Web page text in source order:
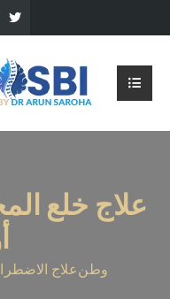
علاج خلع
وطنعلاج